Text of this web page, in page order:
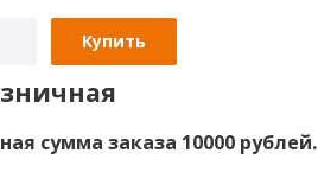
Купить
сумма заказа 10000 рублей.